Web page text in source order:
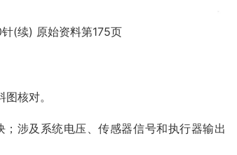
(续) 原始资料第175页
核对。
涉及系统电压、传感器信号和执行器输出